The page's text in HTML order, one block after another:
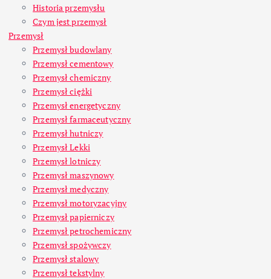
Historia przemysłu
Czym jest przemysł
Przemysł
Przemysł budowlany
Przemysł cementowy
Przemysł chemiczny
Przemysł ciężki
Przemysł energetyczny
Przemysł farmaceutyczny
Przemysł hutniczy
Przemysł Lekki
Przemysł lotniczy
Przemysł maszynowy
Przemysł medyczny
Przemysł motoryzacyjny
Przemysł papierniczy
Przemysł petrochemiczny
Przemysł spożywczy
Przemysł stalowy
Przemysł tekstylny